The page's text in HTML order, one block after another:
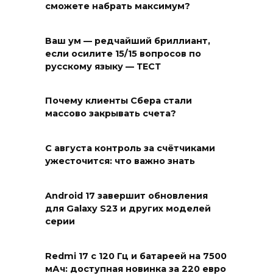
сможете набрать максимум?
Ваш ум — редчайший бриллиант,
если осилите 15/15 вопросов по
русскому языку — ТЕСТ
Почему клиенты Сбера стали
массово закрывать счета?
С августа контроль за счётчиками
ужесточится: что важно знать
Android 17 завершит обновления
для Galaxy S23 и других моделей
серии
Redmi 17 с 120 Гц и батареей на 7500
мАч: доступная новинка за 220 евро